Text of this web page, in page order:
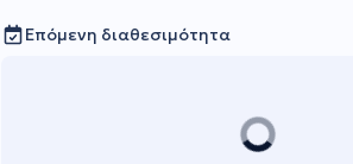
Επόμενη διαθεσιμότητα